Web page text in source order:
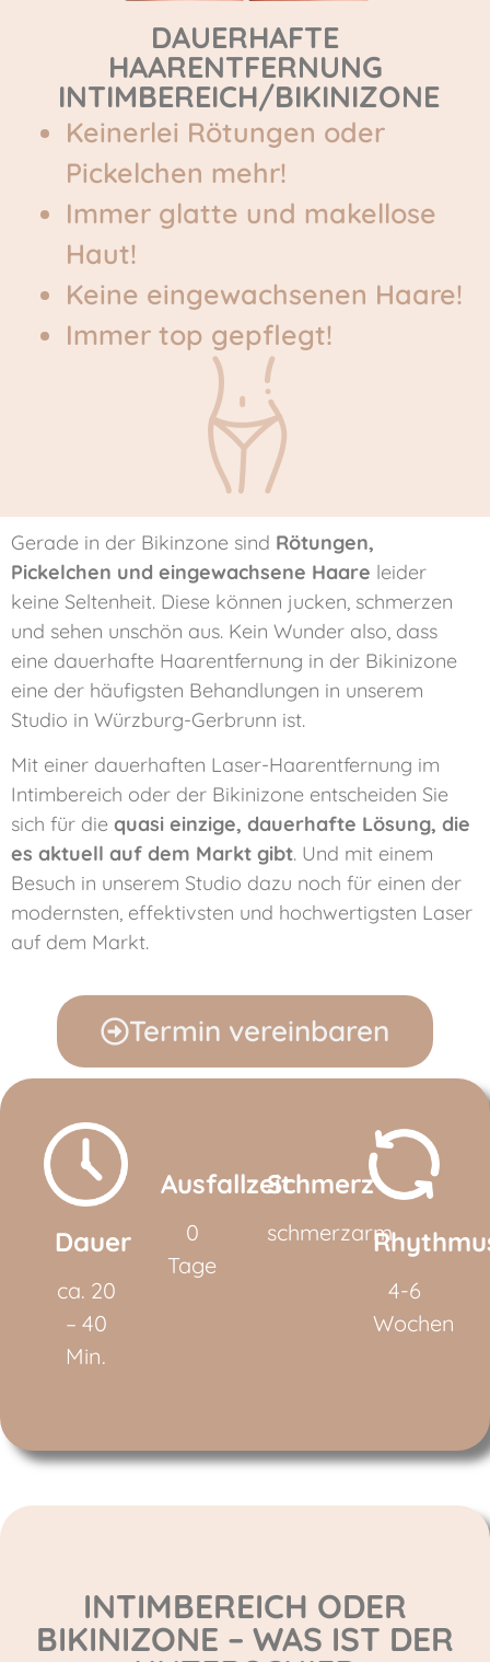
DAUERHAFTE
HAARENTFERNUNG
INTIMBEREICH/BIKINIZONE
Keinerlei Rötungen oder
Pickelchen mehr!
Immer glatte und makellose
Haut!
Keine eingewachsenen Haare!
Immer top gepflegt!
Gerade in der Bikinzone sind Rötungen,
Pickelchen und eingewachsene Haare leider
keine Seltenheit. Diese können jucken, schmerzen
und sehen unschön aus. Kein Wunder also, dass
eine dauerhafte Haarentfernung in der Bikinizone
eine der häufigsten Behandlungen in unserem
Studio in Würzburg-Gerbrunn ist.
Mit einer dauerhaften Laser-Haarentfernung im
Intimbereich oder der Bikinizone entscheiden Sie
sich für die quasi einzige, dauerhafte Lösung, die
es aktuell auf dem Markt gibt. Und mit einem
Besuch in unserem Studio dazu noch für einen der
modernsten, effektivsten und hochwertigsten Laser
auf dem Markt.
Termin vereinbaren
Dauer
ca. 20
– 40
Min.
Ausfallzeit
0
Tage
Schmerz
schmerzarm
4-6
Wochen
INTIMBEREICH ODER
BIKINIZONE – WAS IST DER